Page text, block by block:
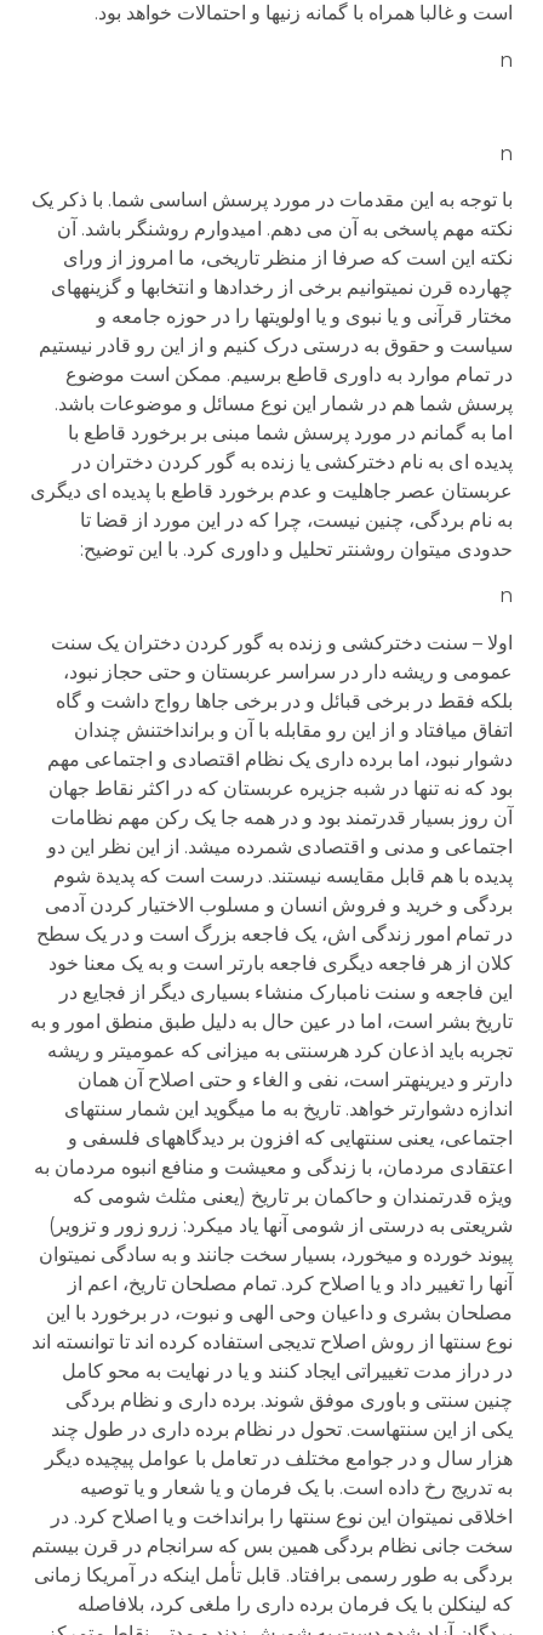
است و غالبا همراه با گمانه زنی­ها و احتمالات خواهد بود.
n
n
با توجه به این مقدمات در مورد پرسش اساسی شما. با ذکر یک
نکته مهم پاسخی به آن می دهم. امیدوارم روشنگر باشد. آن
نکته این است که صرفا از منظر تاریخی، ما امروز از ورای
چهارده قرن نمی­توانیم برخی از رخدادها و انتخاب­ها و گزینه­های
مختار قرآنی و یا نبوی و یا اولویت­ها را در حوزه جامعه و
سیاست و حقوق به درستی درک کنیم و از این رو قادر نیستیم
در تمام موارد به داوری قاطع برسیم. ممکن است موضوع
پرسش شما هم در شمار این نوع مسائل و موضوعات باشد.
اما به گمانم در مورد پرسش شما مبنی بر برخورد قاطع با
پدیده ای به نام دخترکشی یا زنده به گور کردن دختران در
عربستان عصر جاهلیت و عدم برخورد قاطع با پدیده ای دیگری
به نام بردگی، چنین نیست، چرا که در این مورد از قضا تا
حدودی می­توان روشن­تر تحلیل و داوری کرد. با این توضیح:
n
اولا – سنت دخترکشی و زنده به گور کردن دختران یک سنت
عمومی و ریشه دار در سراسر عربستان و حتی حجاز نبود،
بلکه فقط در برخی قبائل و در برخی جاها رواج داشت و گاه
اتفاق می­افتاد و از این رو مقابله با آن و برانداختنش چندان
دشوار نبود، اما برده داری یک نظام اقتصادی و اجتماعی مهم
بود که نه تنها در شبه جزیره عربستان که در اکثر نقاط جهان
آن روز بسیار قدرتمند بود و در همه جا یک رکن مهم نظامات
اجتماعی و مدنی و اقتصادی شمرده می­شد. از این نظر این دو
پدیده با هم قابل مقایسه نیستند. درست است که پدیدة شوم
بردگی و خرید و فروش انسان و مسلوب الاختیار کردن آدمی
در تمام امور زندگی اش، یک فاجعه بزرگ است و در یک سطح
کلان از هر فاجعه دیگری فاجعه بارتر است و به یک معنا خود
این فاجعه و سنت نامبارک منشاء بسیاری دیگر از فجایع در
تاریخ بشر است، اما در عین حال به دلیل طبق منطق امور و به
تجربه باید اذعان کرد هرسنتی به میزانی که عمومی­تر و ریشه
دارتر و دیرینه­تر است، نفی و الغاء و حتی اصلاح آن همان
اندازه دشوارتر خواهد. تاریخ به ما می­گوید این شمار سنت­های
اجتماعی، یعنی سنت­هایی که افزون بر دیدگاه­های فلسفی و
اعتقادی مردمان، با زندگی و معیشت و منافع انبوه مردمان به
ویژه قدرتمندان و حاکمان بر تاریخ (یعنی مثلث شومی که
شریعتی به درستی از شومی آنها یاد می­کرد: زرو زور و تزویر)
پیوند خورده و می­خورد، بسیار سخت جانند و به سادگی نمی­توان
آنها را تغییر داد و یا اصلاح کرد. تمام مصلحان تاریخ، اعم از
مصلحان بشری و داعیان وحی الهی و نبوت، در برخورد با این
نوع سنت­ها از روش اصلاح تدیجی استفاده کرده اند تا توانسته اند
در دراز مدت تغییراتی ایجاد کنند و یا در نهایت به محو کامل
چنین سنتی و باوری موفق شوند. برده داری و نظام بردگی
یکی از این سنت­هاست. تحول در نظام برده داری در طول چند
هزار سال و در جوامع مختلف در تعامل با عوامل پیچیده دیگر
به تدریج رخ داده است. با یک فرمان و یا شعار و یا توصیه
اخلاقی نمی­توان این نوع سنت­ها را برانداخت و یا اصلاح کرد. در
سخت جانی نظام بردگی همین بس که سرانجام در قرن بیستم
بردگی به طور رسمی برافتاد. قابل تأمل اینکه در آمریکا زمانی
که لینکلن با یک فرمان برده داری را ملغی کرد، بلافاصله